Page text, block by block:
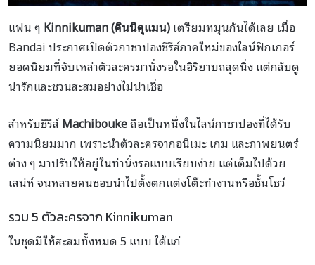
แฟน ๆ Kinnikuman (คินนิคุแมน)เตรียมหมุนกันได้เลย เมื่อ
Bandai ประกาศเปิดตัวกาชาปองซีรีส์ภาคใหม่ของไลน์ฟิกเกอร์
ยอดนิยมที่จับเหล่าตัวละครมานั่งรอในอิริยาบถสุดนิ่ง แต่กลับดู
น่ารักและชวนสะสมอย่างไม่น่าเชื่อ
สำหรับซีรีส์Machiboukeถือเป็นหนึ่งในไลน์กาชาปองที่ได้รับ
ความนิยมมาก เพราะนำตัวละครจากอนิเมะ เกม และภาพยนตร์
ต่าง ๆ มาปรับให้อยู่ในท่านั่งรอแบบเรียบง่าย แต่เต็มไปด้วย
เสน่ห์ จนหลายคนชอบนำไปตั้งตกแต่งโต๊ะทำงานหรือชั้นโชว์
รวม 5 ตัวละครจาก Kinnikuman
ในชุดมีให้สะสมทั้งหมด 5 แบบ ได้แก่